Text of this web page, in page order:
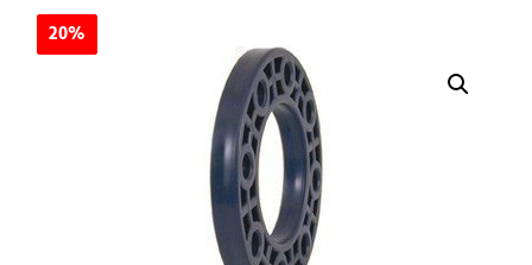
20%
20%